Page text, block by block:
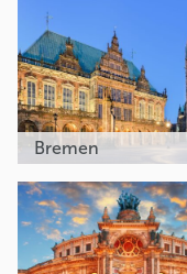
Bremen